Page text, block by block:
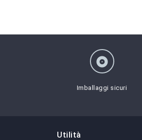
album
Imballaggi sicuri
Utilità